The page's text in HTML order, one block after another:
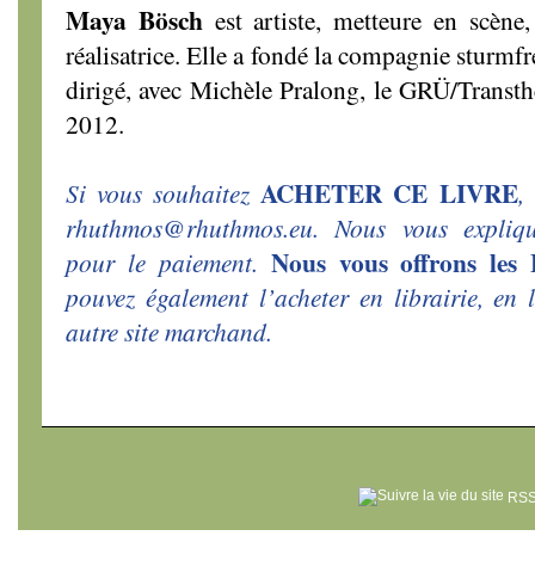
Maya Böschest artiste, metteure en
réalisatrice. Elle a fondé la compagnie
dirigé, avec Michèle Pralong, le GRÜ/
2012.
Si vous souhaitezACHETER CE LIVRE,
rhuthmos@rhuthmos.eu. Nous vous
pour le paiement. Nous vous offrons les
pouvez également l’acheter en librairie,
autre site marchand.